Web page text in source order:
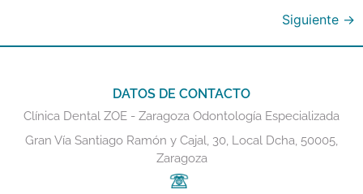
Siguiente →
DATOS DE CONTACTO
Clínica Dental ZOE - Zaragoza Odontología Especializada
Gran Vía Santiago Ramón y Cajal, 30, Local Dcha, 50005,
Zaragoza